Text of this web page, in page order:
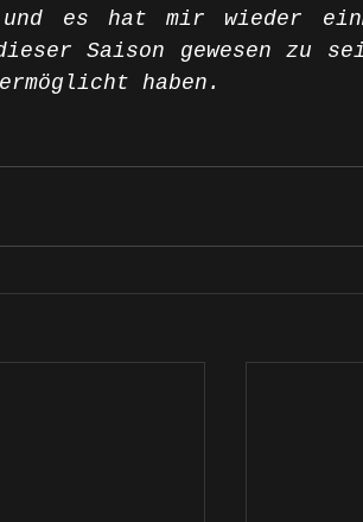
und es hat mir wieder
Saison gewesen zu
haben.